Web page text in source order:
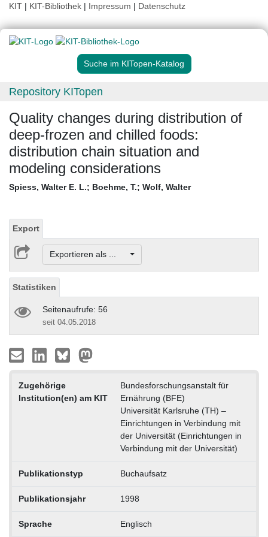
KIT | KIT-Bibliothek | Impressum | Datenschutz
Suche im KITopen-Katalog
Repository KITopen
Quality changes during distribution of
deep-frozen and chilled foods:
distribution chain situation and
modeling considerations
Spiess, Walter E. L.; Boehme, T.; Wolf, Walter
Export
Exportieren als ...
Statistiken
Seitenaufrufe: 56
seit 04.05.2018
Zugehörige
Institution(en) am KIT
Bundesforschungsanstalt für
Ernährung (BFE)
Universität Karlsruhe (TH) –
Einrichtungen in Verbindung mit
der Universität (Einrichtungen in
Verbindung mit der Universität)
Publikationstyp Buchaufsatz
Publikationsjahr 1998
Sprache Englisch